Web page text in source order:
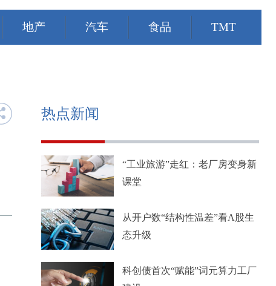
地产 汽车 食品 TMT
热点新闻
“工业旅游”走红：老厂房变身新
课堂
从开户数“结构性温差”看A股生
态升级
科创债首次“赋能”词元算力工厂